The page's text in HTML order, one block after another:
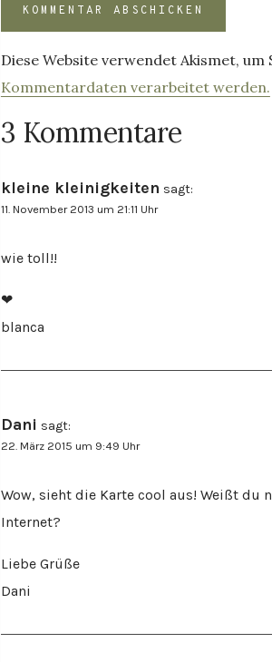
Diese Website verwendet Akismet, um
Kommentardaten verarbeitet werden.
3 Kommentare
kleine kleinigkeiten sagt:
11. November 2013 um 21:11 Uhr
wie toll!!
❤
blanca
Dani sagt:
22. März 2015 um 9:49 Uhr
Wow, sieht die Karte cool aus! Weißt du
Internet?
Liebe Grüße
Dani